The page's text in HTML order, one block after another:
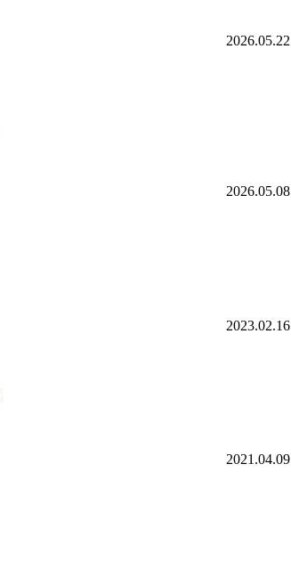
2026.05.22
2026.05.08
2023.02.16
2021.04.09